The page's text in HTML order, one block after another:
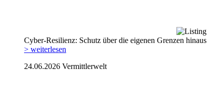
Cyber-Resilienz: Schutz über die eigenen Grenzen hinaus
> weiterlesen
24.06.2026 Vermittlerwelt